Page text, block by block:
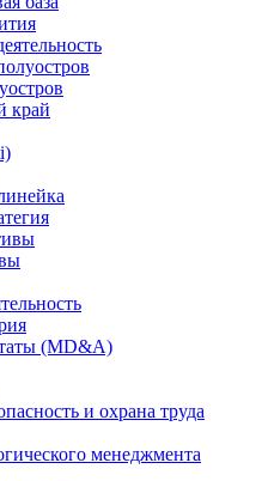
край
(MD&A)
и охрана труда
менеджмента